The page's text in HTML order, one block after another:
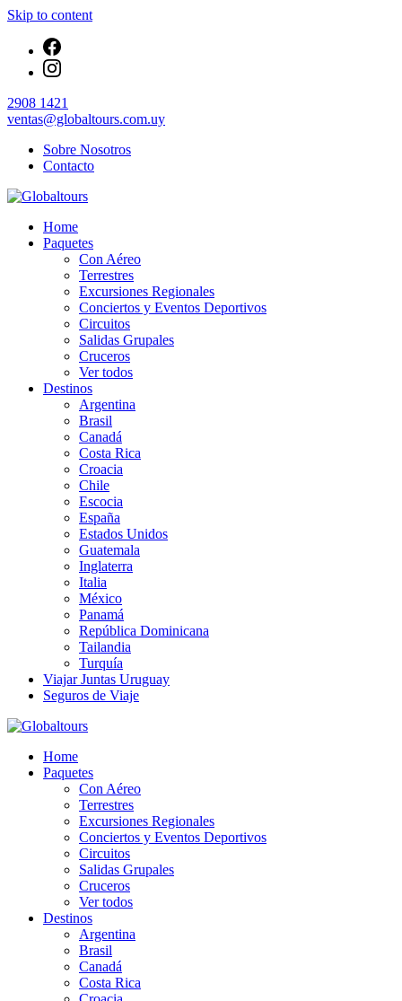
Skip to content
2908 1421
ventas@globaltours.com.uy
Sobre Nosotros
Contacto
Globaltours
Organización de Servicios Turísticos
Home
Paquetes
Con Aéreo
Terrestres
Excursiones Regionales
Conciertos y Eventos Deportivos
Circuitos
Salidas Grupales
Cruceros
Ver todos
Destinos
Argentina
Brasil
Canadá
Costa Rica
Croacia
Chile
Escocia
España
Estados Unidos
Guatemala
Inglaterra
Italia
México
Panamá
República Dominicana
Tailandia
Turquía
Viajar Juntas Uruguay
Seguros de Viaje
Globaltours
Organización de Servicios Turísticos
Home
Paquetes
Con Aéreo
Terrestres
Excursiones Regionales
Conciertos y Eventos Deportivos
Circuitos
Salidas Grupales
Cruceros
Ver todos
Destinos
Argentina
Brasil
Canadá
Costa Rica